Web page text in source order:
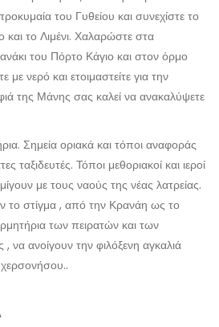
του Γυθείου και συνεχίστε το
και το Λιμένι. Χαλαρώστε στα
του Πόρτο Κάγιο και στον όρμο
με νερό και ετοιμαστείτε για την
της Μάνης σας καλεί να ανακαλύψετε
Σημεία οριακά και τόποι αναφοράς
ταξιδευτές. Τόποι μεθοριακοί και ιεροί
με τους ναούς της νέας λατρείας.
το στίγμα , από την Κρανάη ως το
των πειρατών και των
να ανοίγουν την φιλόξενη αγκαλιά